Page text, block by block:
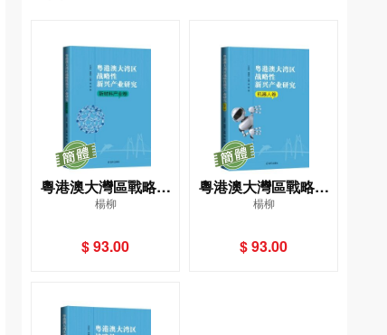
粵港澳大灣區戰略性
新興產業研究．新材
楊柳
$ 93.00
粵港澳大灣區戰略性
新興產業研究．機器
楊柳
$ 93.00